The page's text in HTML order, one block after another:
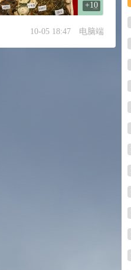
+10
10-05 18:47 电脑端